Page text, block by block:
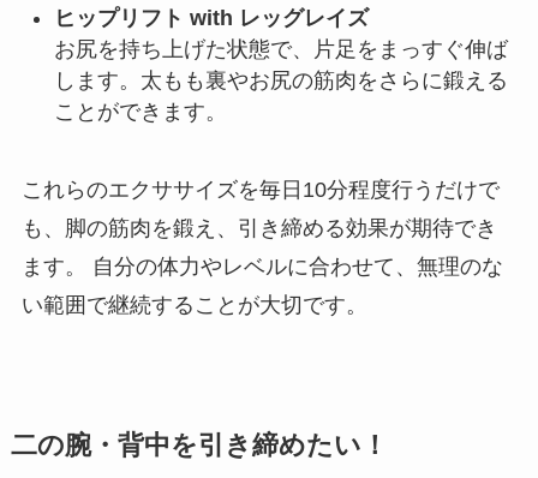
ヒップリフト with レッグレイズ
お尻を持ち上げた状態で、片足をまっすぐ伸ば
します。太もも裏やお尻の筋肉をさらに鍛える
ことができます。
これらのエクササイズを毎日10分程度行うだけで
も、脚の筋肉を鍛え、引き締める効果が期待でき
ます。 自分の体力やレベルに合わせて、無理のな
い範囲で継続することが大切です。
二の腕・背中を引き締めたい！